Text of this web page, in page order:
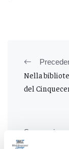
Nella
del
Successivo
Macerata –